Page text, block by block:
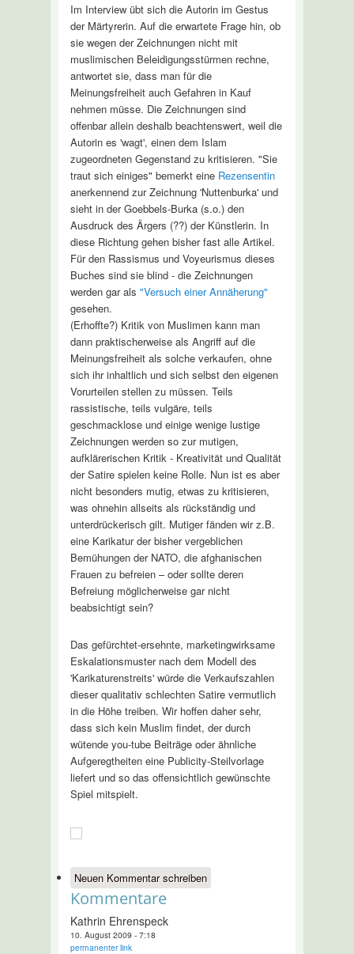
Im Interview übt sich die Autorin im Gestus
der Märtyrerin. Auf die erwartete Frage hin, ob
sie wegen der Zeichnungen nicht mit
muslimischen Beleidigungsstürmen rechne,
antwortet sie, dass man für die
Meinungsfreiheit auch Gefahren in Kauf
nehmen müsse. Die Zeichnungen sind
offenbar allein deshalb beachtenswert, weil die
Autorin es 'wagt', einen dem Islam
zugeordneten Gegenstand zu kritisieren. "Sie
traut sich einiges" bemerkt eine Rezensentin
anerkennend zur Zeichnung 'Nuttenburka' und
sieht in der Goebbels-Burka (s.o.) den
Ausdruck des Ärgers (??) der Künstlerin. In
diese Richtung gehen bisher fast alle Artikel.
Für den Rassismus und Voyeurismus dieses
Buches sind sie blind - die Zeichnungen
werden gar als "Versuch einer Annäherung"
gesehen.
(Erhoffte?) Kritik von Muslimen kann man
dann praktischerweise als Angriff auf die
Meinungsfreiheit als solche verkaufen, ohne
sich ihr inhaltlich und sich selbst den eigenen
Vorurteilen stellen zu müssen. Teils
rassistische, teils vulgäre, teils
geschmacklose und einige wenige lustige
Zeichnungen werden so zur mutigen,
aufklärerischen Kritik - Kreativität und Qualität
der Satire spielen keine Rolle. Nun ist es aber
nicht besonders mutig, etwas zu kritisieren,
was ohnehin allseits als rückständig und
unterdrückerisch gilt. Mutiger fänden wir z.B.
eine Karikatur der bisher vergeblichen
Bemühungen der NATO, die afghanischen
Frauen zu befreien – oder sollte deren
Befreiung möglicherweise gar nicht
beabsichtigt sein?
Das gefürchtet-ersehnte, marketingwirksame
Eskalationsmuster nach dem Modell des
'Karikaturenstreits' würde die Verkaufszahlen
dieser qualitativ schlechten Satire vermutlich
in die Höhe treiben. Wir hoffen daher sehr,
dass sich kein Muslim findet, der durch
wütende you-tube Beiträge oder ähnliche
Aufgeregtheiten eine Publicity-Steilvorlage
liefert und so das offensichtlich gewünschte
Spiel mitspielt.
Neuen Kommentar schreiben
Kommentare
Kathrin Ehrenspeck
10. August 2009 - 7:18
permanenter link